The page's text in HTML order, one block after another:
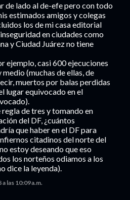
de lado al de-efe pero con todo
estimados amigos y colegas
los de mi casa editorial
en ciudades como
y Ciudad Juárez no tiene
ejemplo, casi 600 ejecuciones
medio (muchas de ellas, de
muertos por balas perdidas
lugar equivocado en el
regla de tres y tomando en
del DF, ¿cuántos
que haber en el DF para
citadinos del norte del
estoy deseando que eso
los norteños odiamos a los
dice la leyenda).
las 10:09 a.m.